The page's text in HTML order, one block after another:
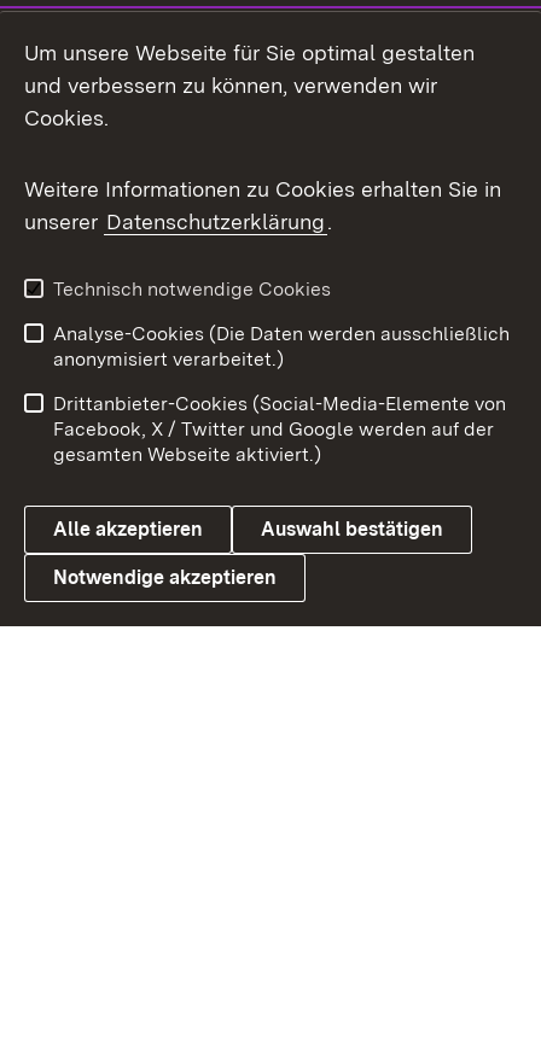
Mastodon
Messenger
Social Wall
X / Twitter
Youtube
Link zum Landesportal
Benutzungshinweise
Barrierefreiheit
Datenschutz
Cookies
Um unsere Webseite für Sie optimal gestalten
und verbessern zu können, verwenden wir
Cookies.
Weitere Informationen zu Cookies erhalten Sie in
unserer Datenschutzerklärung.
Technisch notwendige Cookies
Analyse-Cookies (Die Daten werden ausschließlich
anonymisiert verarbeitet.)
Drittanbieter-Cookies (Social-Media-Elemente von
Facebook, X / Twitter und Google werden auf der
gesamten Webseite aktiviert.)
Alle akzeptieren Auswahl bestätigen
Notwendige akzeptieren